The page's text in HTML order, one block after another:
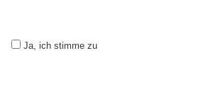
Ja, ich stimme zu